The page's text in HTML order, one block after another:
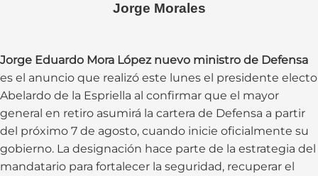
Jorge Morales
Jorge Eduardo Mora López nuevo ministro de Defensa
es el anuncio que realizó este lunes el presidente electo
Abelardo de la Espriella al confirmar que el mayor
general en retiro asumirá la cartera de Defensa a partir
del próximo 7 de agosto, cuando inicie oficialmente su
gobierno. La designación hace parte de la estrategia del
mandatario para fortalecer la seguridad, recuperar el